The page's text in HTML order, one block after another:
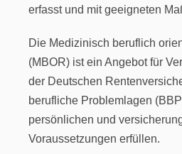
erfasst und mit geeigneten
Die Medizinisch beruflich
(MBOR) ist ein Angebot für
der Deutschen
berufliche Problemlagen
persönlichen und
Voraussetzungen erfüllen.